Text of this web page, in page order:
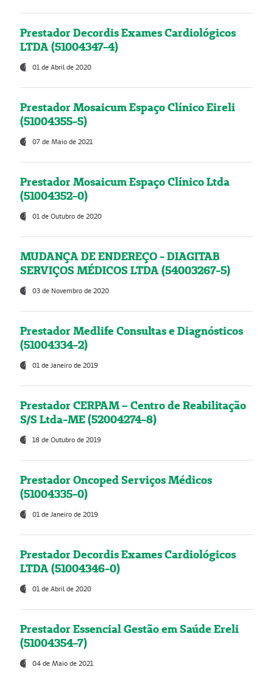
Prestador Decordis Exames Cardiológicos
LTDA (51004347-4)
01 de Abril de 2020
Prestador Mosaicum Espaço Clínico Eireli
(51004355-5)
07 de Maio de 2021
Prestador Mosaicum Espaço Clínico Ltda
(51004352-0)
01 de Outubro de 2020
MUDANÇA DE ENDEREÇO - DIAGITAB
SERVIÇOS MÉDICOS LTDA (54003267-5)
03 de Novembro de 2020
Prestador Medlife Consultas e Diagnósticos
(51004334-2)
01 de Janeiro de 2019
Prestador CERPAM – Centro de Reabilitação
S/S Ltda-ME (52004274-8)
18 de Outubro de 2019
Prestador Oncoped Serviços Médicos
(51004335-0)
01 de Janeiro de 2019
Prestador Decordis Exames Cardiológicos
LTDA (51004346-0)
01 de Abril de 2020
Prestador Essencial Gestão em Saúde Ereli
(51004354-7)
04 de Maio de 2021